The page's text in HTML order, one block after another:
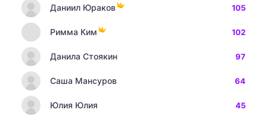
Даниил Юраков 105
Римма Ким 102
Данила Стоякин 97
Саша Мансуров 64
Юлия Юлия 45